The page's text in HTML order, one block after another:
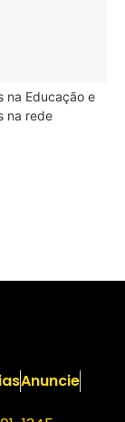
na Educação e
na rede
Anuncie